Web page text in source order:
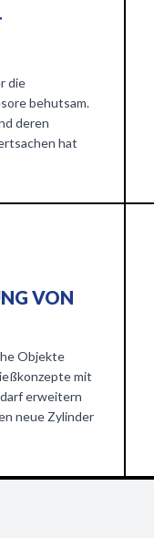
die
behutsam.
deren
hat
VON
Objekte
mit
erweitern
neue Zylinder